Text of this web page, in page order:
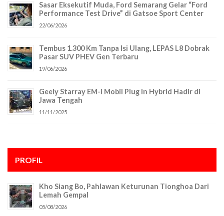
Sasar Eksekutif Muda, Ford Semarang Gelar “Ford
Performance Test Drive” di Gatsoe Sport Center
22/06/2026
Tembus 1.300 Km Tanpa Isi Ulang, LEPAS L8 Dobrak
Pasar SUV PHEV Gen Terbaru
19/06/2026
Geely Starray EM-i Mobil Plug In Hybrid Hadir di
Jawa Tengah
11/11/2025
PROFIL
Kho Siang Bo, Pahlawan Keturunan Tionghoa Dari
Lemah Gempal
05/08/2026